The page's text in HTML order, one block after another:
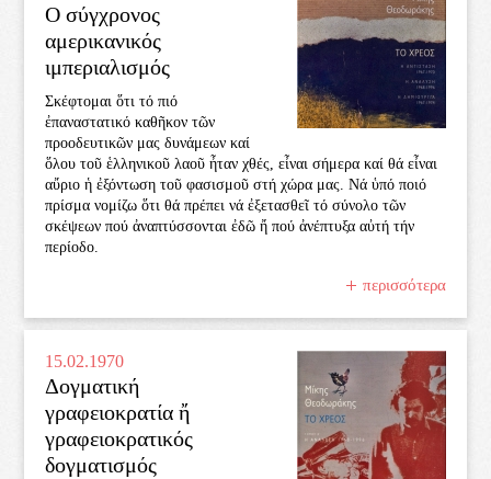
Ο σύγχρονος
αμερικανικός
ιμπεριαλισμός
Σκέφτομαι ὅτι τό πιό
ἐπαναστατικό καθῆκον τῶν
προοδευτικῶν μας δυνάμεων καί
ὅλου τοῦ ἑλληνικοῦ λαοῦ ἦταν χθές, εἶναι σήμερα καί θά εἶναι
αὔριο ἡ ἐξόντωση τοῦ φασισμοῦ στή χώρα μας. Νά ὑπό ποιό
πρίσμα νομίζω ὅτι θά πρέπει νά ἐξετασθεῖ τό σύνολο τῶν
σκέψεων πού ἀναπτύσσονται ἐδῶ ἤ πού ἀνέπτυξα αὐτή τήν
περίοδο.
περισσότερα
15.02.1970
Δογματική
γραφειοκρατία ἤ
γραφειοκρατικός
δογματισμός